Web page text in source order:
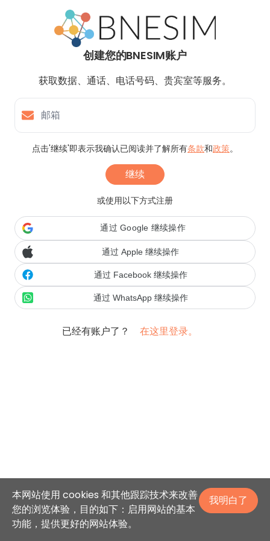
创建您的BNESIM账户
获取数据、通话、电话号码、贵宾室等服务。
邮箱
点击'继续'即表示我确认已阅读并了解所有条款和政策。
继续
或使用以下方式注册
通过 Google 继续操作
通过 Apple 继续操作
通过 Facebook 继续操作
通过 WhatsApp 继续操作
已经有账户了？ 在这里登录。
本网站使用 cookies 和其他跟踪技术来改善
您的浏览体验，目的如下：启用网站的基本
功能，提供更好的网站体验。
我明白了